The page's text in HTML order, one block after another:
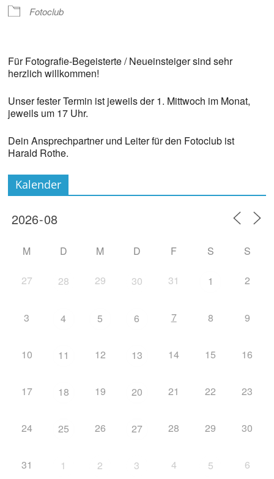
Fotoclub
Für Fotografie-Begeisterte / Neueinsteiger sind sehr
herzlich willkommen!
Unser fester Termin ist jeweils der 1. Mittwoch im Monat,
jeweils um 17 Uhr.
Dein Ansprechpartner und Leiter für den Fotoclub ist
Harald Rothe.
Kalender
M D M D F S S
27 28 29 30 31 1 2
3 4 5 6 7 8 9
10 11 12 13 14 15 16
17 18 19 20 21 22 23
24 25 26 27 28 29 30
31 1 2 3 4 5 6